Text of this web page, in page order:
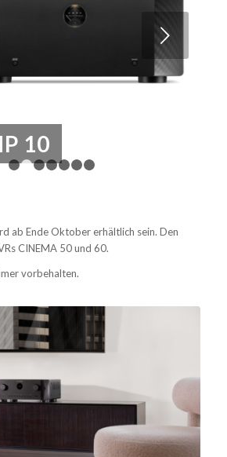
1
ab Ende Oktober erhältlich sein. Den
CINEMA 50 und 60.
vorbehalten.